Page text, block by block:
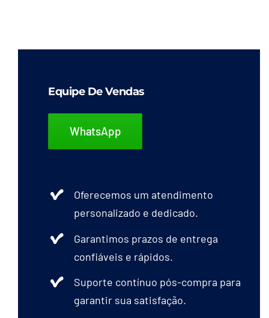
Equipe De Vendas
WhatsApp
Oferecemos um atendimento
personalizado e dedicado.
Garantimos prazos de entrega
confiáveis e rápidos.
Suporte contínuo pós-compra para
garantir sua satisfação.